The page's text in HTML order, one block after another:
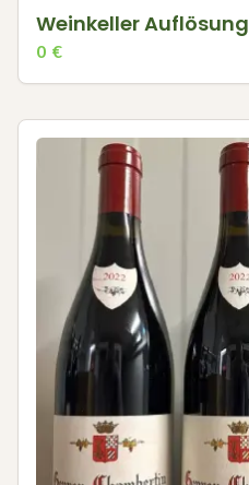
Weinkeller Auflösung
0 €